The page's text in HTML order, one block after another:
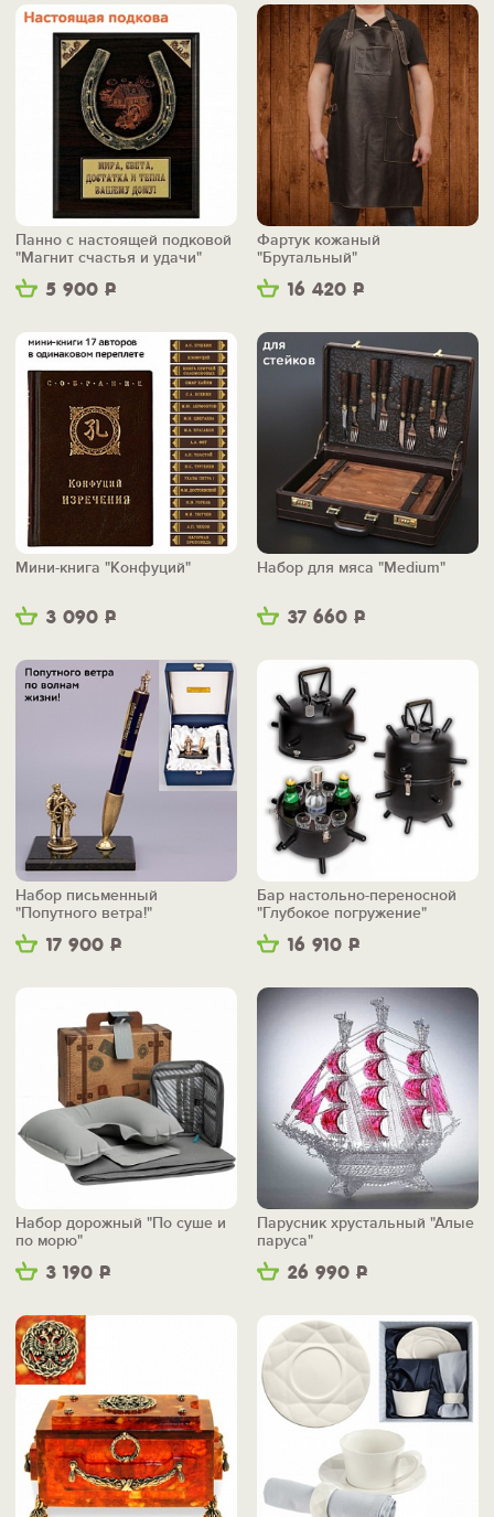
5 900 Р
Панно с настоящей подковой
"Магнит счастья и удачи"
16 420 Р
Фартук кожаный
"Брутальный"
3 090 Р
Мини-книга "Конфуций"
37 660 Р
Набор для мяса "Medium"
17 900 Р
Набор письменный
"Попутного ветра!"
16 910 Р
Бар настольно-переносной
"Глубокое погружение"
3 190 Р
Набор дорожный "По суше и
по морю"
26 990 Р
Парусник хрустальный "Алые
паруса"